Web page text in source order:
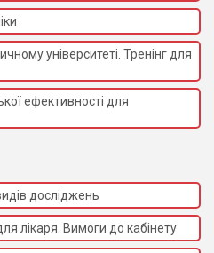
університеті. Тренінг для
ефективності для
досліджень
лікаря. Вимоги до кабінету